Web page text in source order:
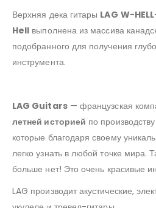
Верхняя дека гитары LAG W-
Hell выполнена из массива
подобранного для получения
инструмента.
LAG Guitars— французская
летней историей по
которые благодаря своему
легко узнать в любой точке мира.
больше нет! Это очень красивые
LAG производит акустические,